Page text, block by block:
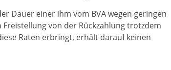
Dauer einer ihm vom BVA wegen geringen
von der Rückzahlung trotzdem
Raten erbringt, erhält darauf keinen